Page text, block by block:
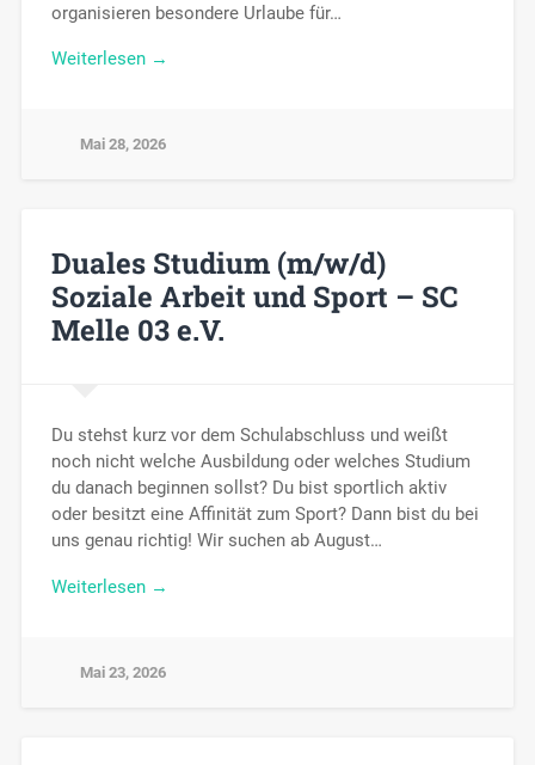
organisieren besondere Urlaube für…
Weiterlesen →
Mai 28, 2026
Duales Studium (m/w/d)
Soziale Arbeit und Sport – SC
Melle 03 e.V.
Du stehst kurz vor dem Schulabschluss und weißt
noch nicht welche Ausbildung oder welches Studium
du danach beginnen sollst? Du bist sportlich aktiv
oder besitzt eine Affinität zum Sport? Dann bist du bei
uns genau richtig! Wir suchen ab August…
Weiterlesen →
Mai 23, 2026